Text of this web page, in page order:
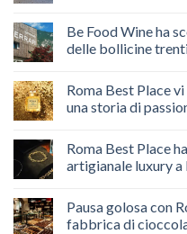
Be Food Wine ha
delle bollicine
Roma Best Place
una storia di
Roma Best Place
artigianale luxury a
Pausa golosa con
fabbrica di